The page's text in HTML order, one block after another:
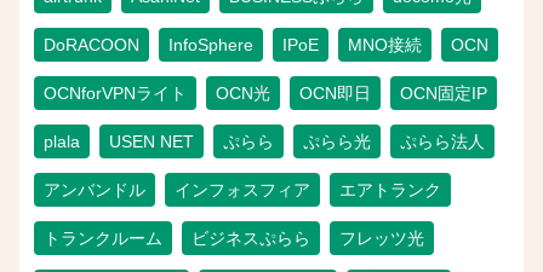
DoRACOON InfoSphere IPoE MNO接続 OCN
OCNforVPNライト OCN光 OCN即日 OCN固定IP
plala USEN NET ぷらら ぷらら光 ぷらら法人
アンバンドル インフォスフィア エアトランク
トランクルーム ビジネスぷらら フレッツ光